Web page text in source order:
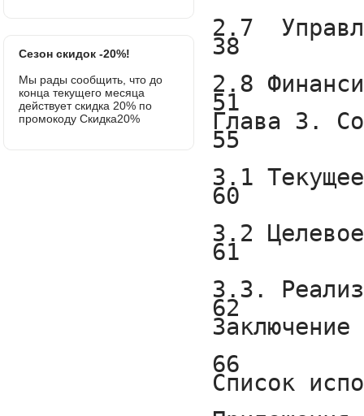
Сезон скидок -20%!
Мы рады сообщить, что до
конца текущего месяца
действует скидка 20% по
промокоду Скидка20%